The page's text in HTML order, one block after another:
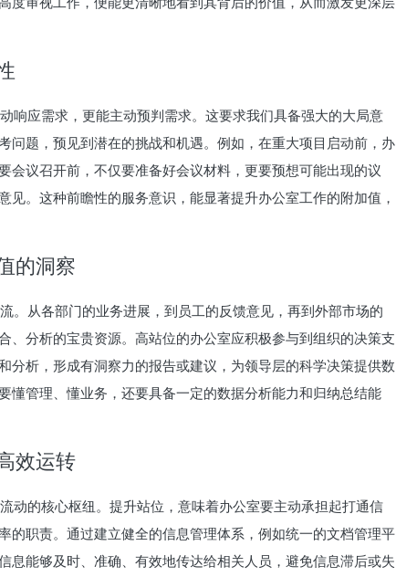
响应需求，更能主动预判需求。这要求我们具备强大的大局意
问题，预见到潜在的挑战和机遇。例如，在重大项目启动前，办
会议召开前，不仅要准备好会议材料，更要预想可能出现的议
见。这种前瞻性的服务意识，能显著提升办公室工作的附加值，
的洞察
。从各部门的业务进展，到员工的反馈意见，再到外部市场的
、分析的宝贵资源。高站位的办公室应积极参与到组织的决策支
分析，形成有洞察力的报告或建议，为领导层的科学决策提供数
懂管理、懂业务，还要具备一定的数据分析能力和归纳总结能
效运转
动的核心枢纽。提升站位，意味着办公室要主动承担起打通信
的职责。通过建立健全的信息管理体系，例如统一的文档管理平
息能够及时、准确、有效地传达给相关人员，避免信息滞后或失